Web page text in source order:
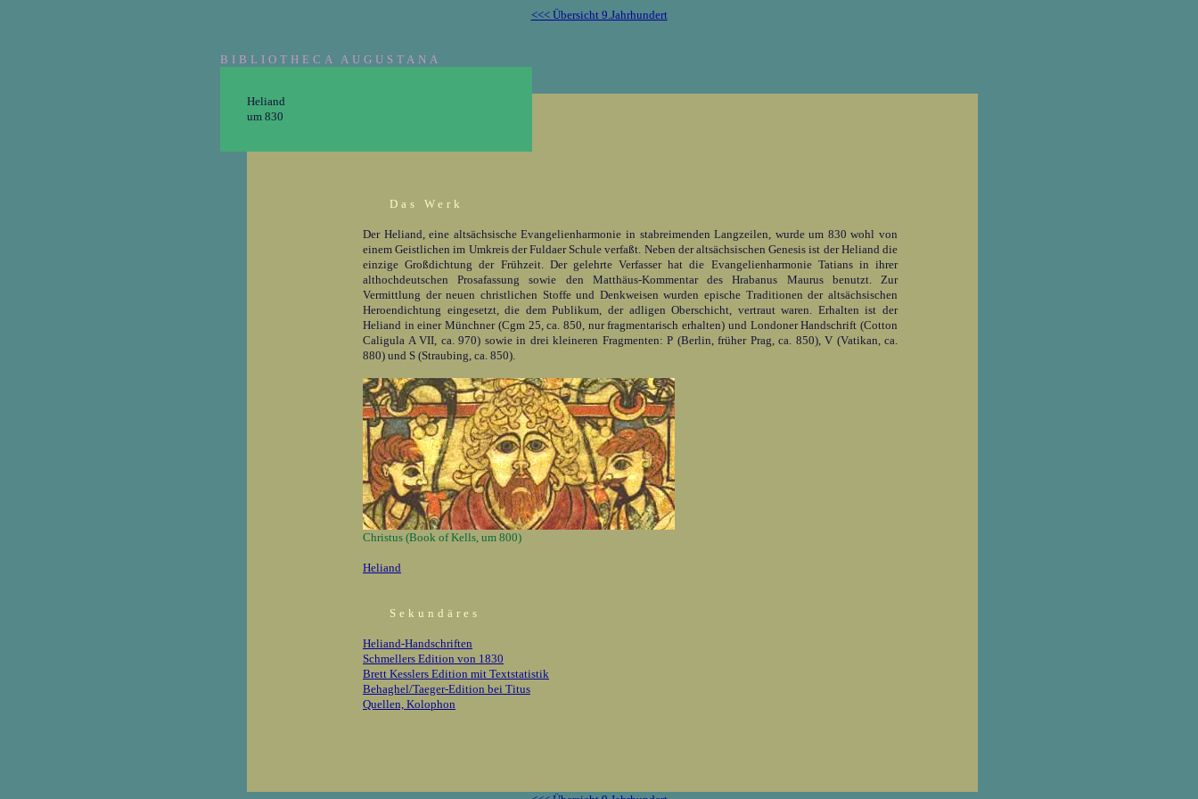
<<< Übersicht 9.Jahrhundert
BIBLIOTHECA AUGUSTANA
Heliand
um 830
Das Werk
Der Heliand, eine altsächsische Evangelienharmonie in stabreimenden Langzeilen, wurde um 830 wohl von
einem Geistlichen im Umkreis der Fuldaer Schule verfaßt. Neben der altsächsischen Genesis ist der Heliand die
einzige Großdichtung der Frühzeit. Der gelehrte Verfasser hat die Evangelienharmonie Tatians in ihrer
althochdeutschen Prosafassung sowie den Matthäus-Kommentar des Hrabanus Maurus benutzt. Zur
Vermittlung der neuen christlichen Stoffe und Denkweisen wurden epische Traditionen der altsächsischen
Heroendichtung eingesetzt, die dem Publikum, der adligen Oberschicht, vertraut waren. Erhalten ist der
Heliand in einer Münchner (Cgm 25, ca. 850, nur fragmentarisch erhalten) und Londoner Handschrift (Cotton
Caligula A VII, ca. 970) sowie in drei kleineren Fragmenten: P (Berlin, früher Prag, ca. 850), V (Vatikan, ca.
880) und S (Straubing, ca. 850).
Christus (Book of Kells, um 800)
Heliand
Sekundäres
Heliand-Handschriften
Schmellers Edition von 1830
Brett Kesslers Edition mit Textstatistik
Behaghel/Taeger-Edition bei Titus
Quellen, Kolophon